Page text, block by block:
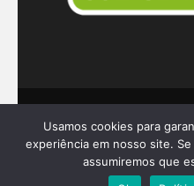
© 2026 Dar a Mão
Benevolent |
by
Usamos cookies para
experiência em nosso site.
assumiremos que